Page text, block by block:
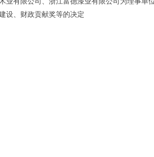
设、财政贡献奖等的决定